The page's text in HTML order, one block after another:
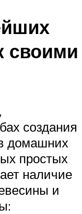
своими
создания
домашних
простых
наличие
и